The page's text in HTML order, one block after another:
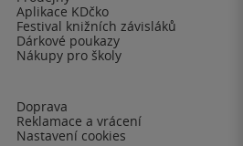
Aplikace KDčko
Festival knižních závisláků
Dárkové poukazy
Nákupy pro školy
Doprava
Reklamace a vrácení
Nastavení cookies